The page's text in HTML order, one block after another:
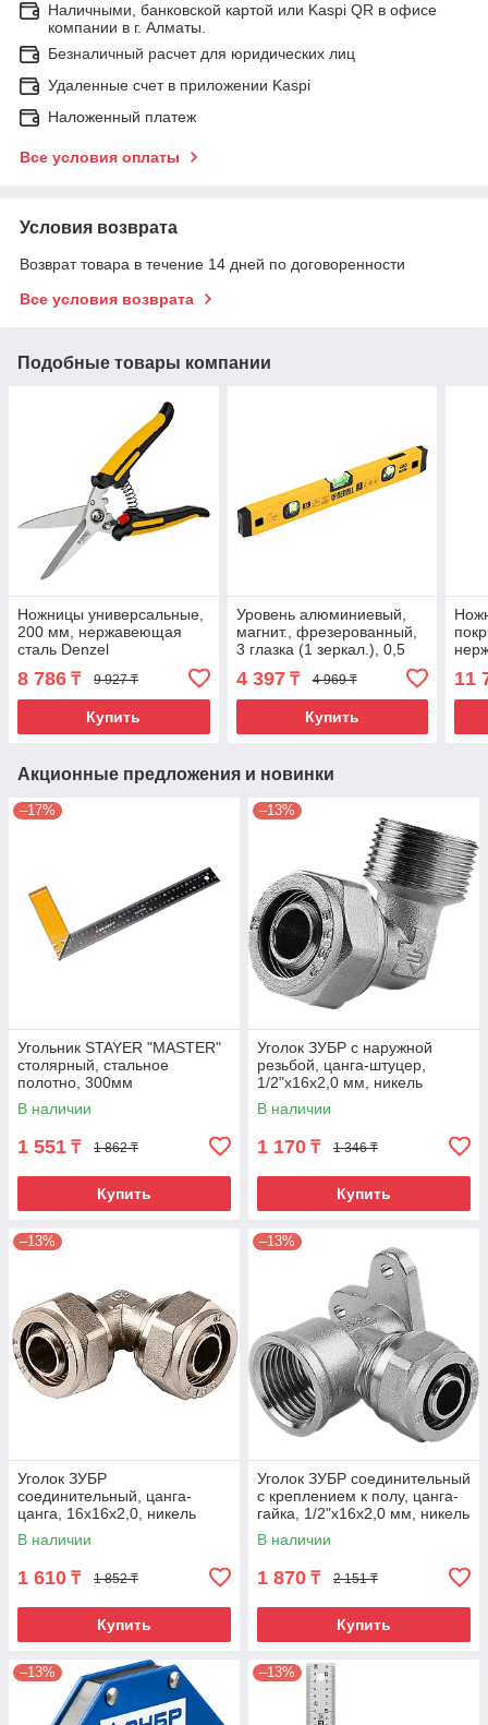
Наличными, банковской картой или Kaspi QR в офисе
компании в г. Алматы.
Безналичный расчет для юридических лиц
Удаленные счет в приложении Kaspi
Наложенный платеж
Все условия оплаты
Условия возврата
Возврат товара в течение 14 дней по договоренности
Все условия возврата
Подобные товары компании
Ножницы универсальные,
200 мм, нержавеющая
сталь Denzel
8 786 ₸ 9 927 ₸
Купить
Уровень алюминиевый,
магнит., фрезерованный,
3 глазка (1 зеркал.), 0,5
мм/м, 400 мм Denzel
4 397₸ 4 969 ₸
Купить
11
Акционные предложения и новинки
–17%
Угольник STAYER "MASTER"
столярный, стальное
полотно, 300мм
В наличии
1 551 ₸ 1 862 ₸
Купить
–13%
Уголок ЗУБР с наружной
резьбой, цанга-штуцер,
1/2"х16х2,0 мм, никель
В наличии
1 170 ₸ 1 346 ₸
Купить
–13%
Уголок ЗУБР
соединительный, цанга-
цанга, 16х16х2,0, никель
В наличии
1 610 ₸ 1 852 ₸
Купить
–13%
Уголок ЗУБР соединительный
с креплением к полу, цанга-
гайка, 1/2"х16х2,0 мм, никель
В наличии
1 870 ₸ 2 151 ₸
Купить
–13% –13%